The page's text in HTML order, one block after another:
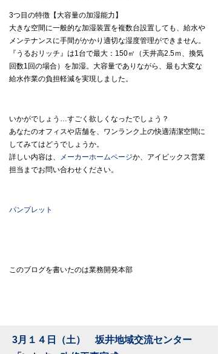
3つ目の特徴【大容量の加湿能力】
大きな空間に一般的な加湿装置を複数台設置しても、給水や
メンテナンスに手間がかかり適切な湿度管理ができません。
『うるおリッチ』は1台で最大：150㎡（天井高2.5ｍ、換気
回数1回の場合）を加湿。大容量でありながら、最も大変な
給水作業の負担軽減を実現しました。
いかがでしょう…すごく欲しくなったでしょう？
あなたのオフィスや店舗を、ワンランク上の快適清潔空間に
してみてはどうでしょうか。
詳しい内容は、
メーカーホームページか、アイビックス営業
担当までお問い合わせください。
パンプレット
このブログを書いたのは業務開発本部
3月１４日（土） 坂井地域交流センター